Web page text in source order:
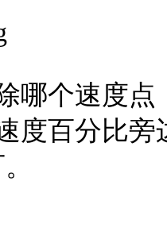
哪个速度
度百分比旁